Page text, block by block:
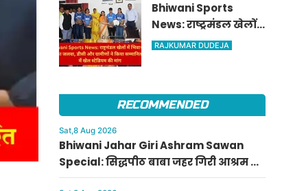
Bhiwani Sports
News: राष्ट्रमंडल खेलों
में भिवानी की बेटियों का
खेल स्टेडियम की मांग
RAJKUMAR DUDEJA
RECOMMENDED
Sat,8 Aug 2026
Bhiwani Jahar Giri Ashram Sawan
Special: सिद्धपीठ बाबा जहर गिरी आश्रम में
सावन की धूम, जानें पारदेश्वर शिवलिंग पूजा